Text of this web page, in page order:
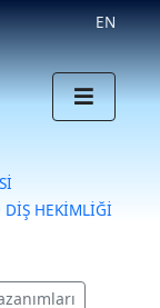
EN
DİŞ HEKİMLİĞİ